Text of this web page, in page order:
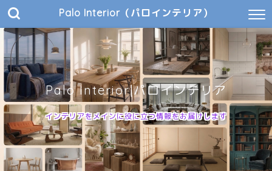
Palo Interior（パロインテリア）
Palo Interior|パロインテリア
インテリアをメインに役に立つ情報をお届けします